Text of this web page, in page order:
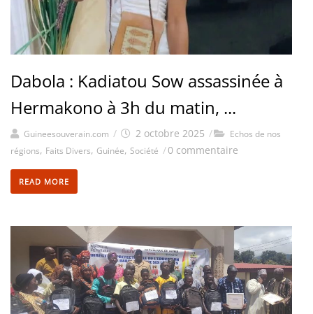
Dabola : Kadiatou Sow assassinée à
Hermakono à 3h du matin, ...
Guineesouverain.com / 2 octobre 2025 /
Echos de nos
régions, Faits Divers, Guinée, Société /0 commentaire
READ MORE